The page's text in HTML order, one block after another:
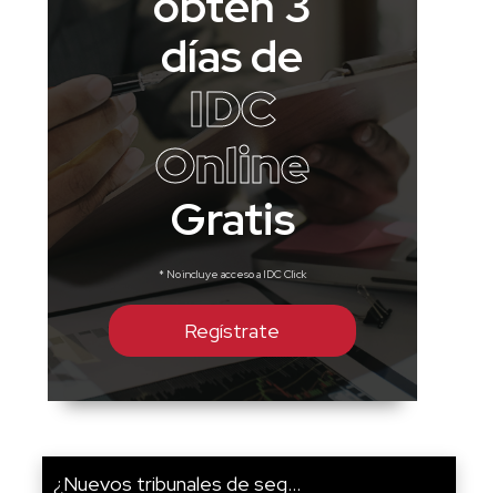
días de
IDC
Online
Gratis
* No incluye acceso a IDC Click
Regístrate
¿Nuevos tribunales de seg...